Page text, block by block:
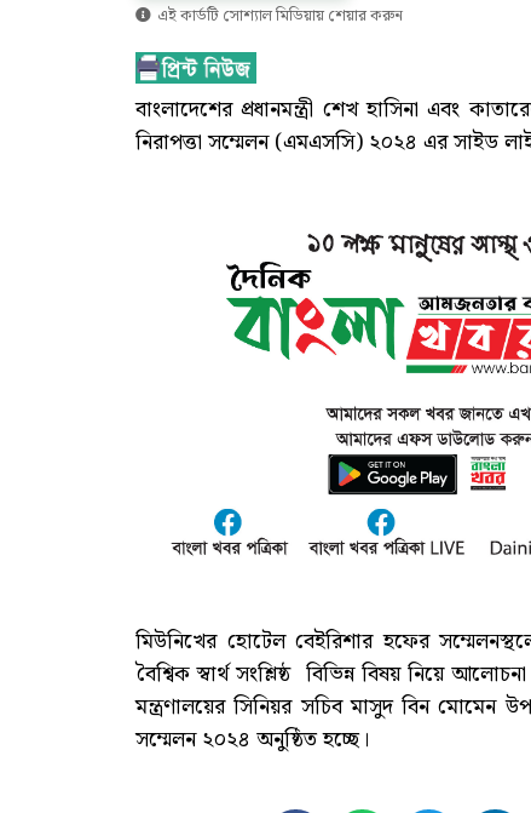
এই কার্ডটি সোশ্যাল মিডিয়ায় শেয়ার করুন
বাংলাদেশের প্রধানমন্ত্রী শেখ হাসিনা এবং
নিরাপত্তা সম্মেলন (এমএসসি) ২০২৪ এর সাইড
মিউনিখের হোটেল বেইরিশার হফের
বৈশ্বিক স্বার্থ সংশ্লিষ্ঠ বিভিন্ন বিষয় নিয়ে
মন্ত্রণালয়ের সিনিয়র সচিব মাসুদ বিন মোমেন
সম্মেলন ২০২৪ অনুষ্ঠিত হচ্ছে।